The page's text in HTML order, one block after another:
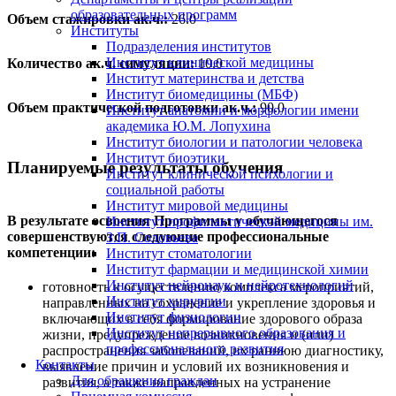
образовательных программ
Институты
Подразделения институтов
Институт клинической медицины
Институт материнства и детства
Институт биомедицины (МБФ)
Институт анатомии и морфологии имени
академика Ю.М. Лопухина
Институт биологии и патологии человека
Институт биоэтики
Институт клинической психологии и
социальной работы
Институт мировой медицины
Институт профилактической медицины им.
З.П. Соловьева
Институт стоматологии
Институт фармации и медицинской химии
Институт нейронаук и нейротехнологий
Институт хирургии
Институт физиологии
Институт непрерывного образования и
профессионального развития
Контакты
Для обращения граждан
Объем стажировки ак.ч.:26.0
Количество ак.ч. симуляции:10.0
Объем практической подготовки ак.ч.:90.0
Планируемые результаты обучения
В результате освоения Программы у обучающегося
совершенствуются следующие профессиональные
компетенции:
готовность к осуществлению комплекса мероприятий,
направленных на сохранение и укрепление здоровья и
включающих в себя формирование здорового образа
жизни, предупреждение возникновения и (или)
распространения заболеваний, их раннюю диагностику,
выявление причин и условий их возникновения и
развития, а также направленных на устранение